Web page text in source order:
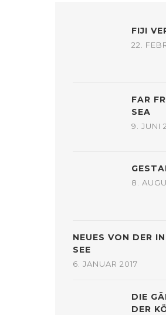
FIJI
22.
FAR
SEA
9. JUNI
8.
NEUES VON DER
SEE
6. JANUAR 2017
DIE
DER